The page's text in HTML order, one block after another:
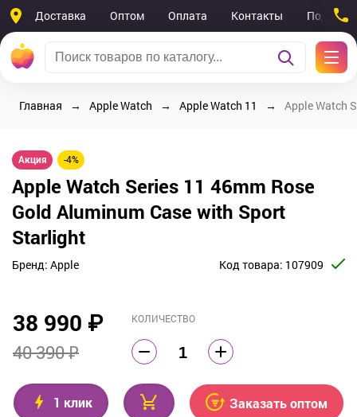
Доставка Оптом Оплата Контакты
Главная Apple Watch Apple Watch 11 Apple Watch
Акция -4%
Apple Watch Series 11 46mm Rose
Gold Aluminum Case with Sport
Starlight
Бренд: Apple Код товара: 107909
КОЛИЧЕСТВО
38 990 ₽
40 390 ₽
1 клик Заказать оптом